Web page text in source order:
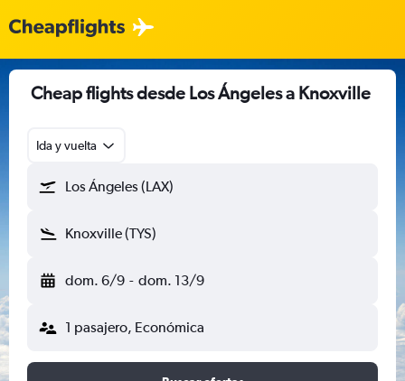
Cheap flights desde Los Ángeles a Knoxville
Ida y vuelta
Los Ángeles (LAX)
Knoxville (TYS)
dom. 6/9 - dom. 13/9
1 pasajero, Económica